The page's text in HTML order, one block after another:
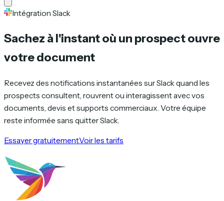
Intégration Slack
Sachez à l'instant où un prospectouvre
votre document
Recevez des notifications instantanées sur Slack quand les
prospects consultent, rouvrent ou interagissent avec vos
documents, devis et supports commerciaux. Votre équipe
reste informée sans quitter Slack.
Essayer gratuitementVoir les tarifs